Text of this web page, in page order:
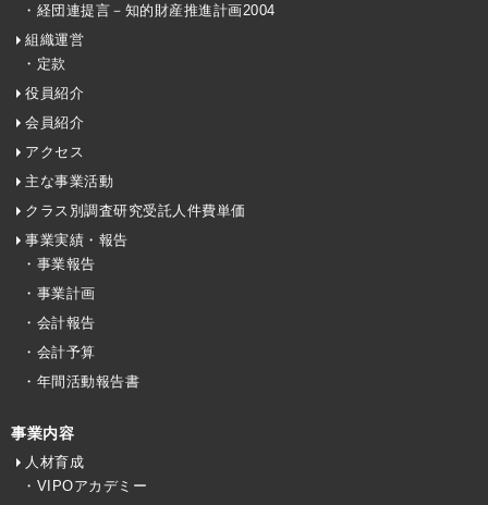
・経団連提言－知的財産推進計画2004
組織運営
・定款
役員紹介
会員紹介
アクセス
主な事業活動
クラス別調査研究受託人件費単価
事業実績・報告
・事業報告
・事業計画
・会計報告
・会計予算
・年間活動報告書
事業内容
人材育成
・VIPOアカデミー